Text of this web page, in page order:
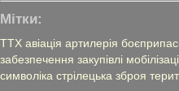
Мітки:
ТТХ авіація артилерія
забезпечення закупівлі
символіка стрілецька зброя